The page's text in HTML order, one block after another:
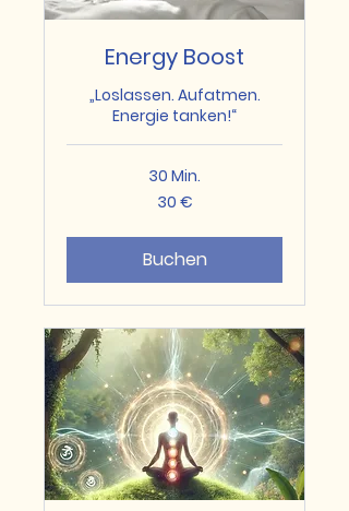
Energy Boost
„Loslassen. Aufatmen.
Energie tanken!“
30 Min.
30 €
Buchen